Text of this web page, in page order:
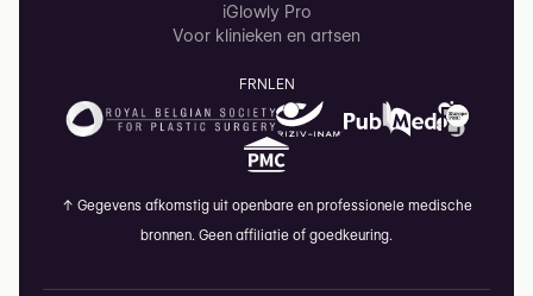
iGlowly Pro
Voor klinieken en artsen
FRNL EN
↑ Gegevens afkomstig uit openbare en professionele medische
bronnen. Geen affiliatie of goedkeuring.